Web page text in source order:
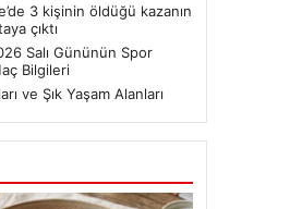
3 kişinin öldüğü kazanın
çıktı
Salı Gününün Spor
Bilgileri
ve Şık Yaşam Alanları